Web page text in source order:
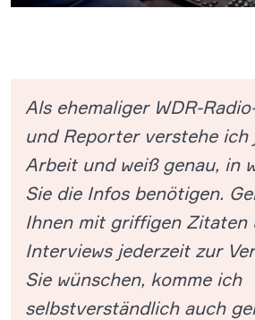
Als ehemaliger WDR-
und Reporter verstehe
Arbeit und weiß genau, in
Sie die Infos benötigen.
Ihnen mit griffigen Zitaten
Interviews jederzeit zur
Sie wünschen, komme ich
selbstverständlich auch